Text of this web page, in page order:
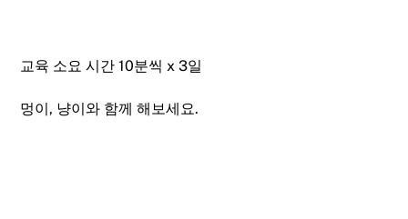
교육 소요 시간 10분씩 x 3일
멍이, 냥이와 함께 해보세요.